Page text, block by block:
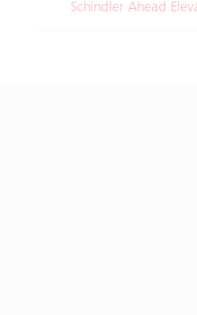
Schindler Ahead